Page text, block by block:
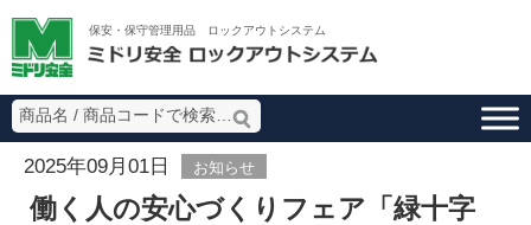
保安・保守管理用品 ロックアウトシステム
2025年09月01日 お知らせ
働く人の安心づくりフェア「緑十字